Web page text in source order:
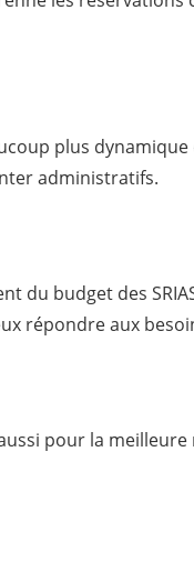
plus
administratifs.
du budget des
répondre aux
pour la